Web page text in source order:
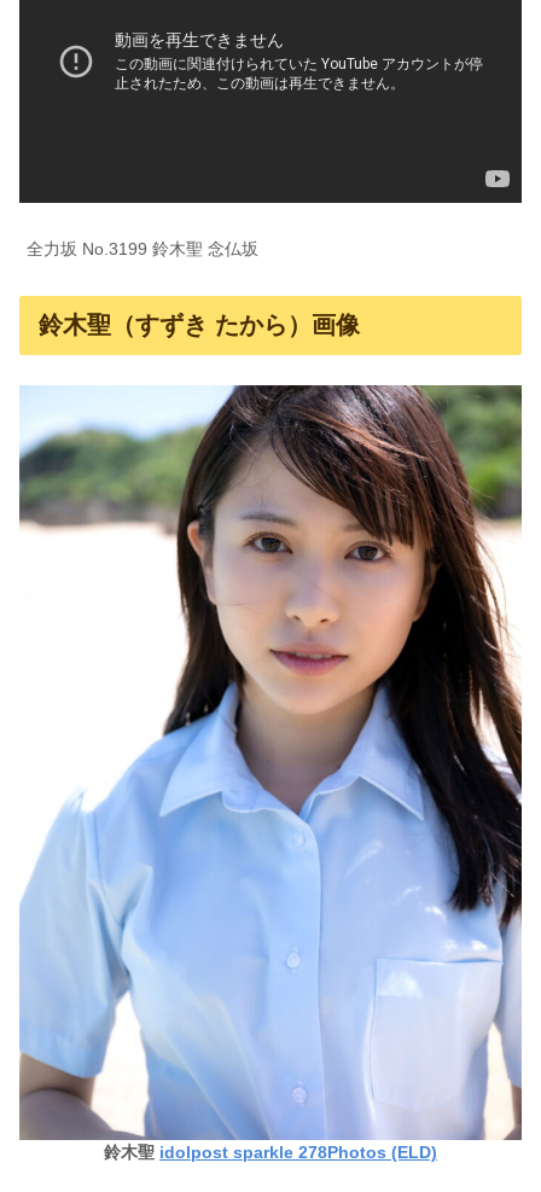
全力坂 No.3199 鈴木聖 念仏坂
鈴木聖（すずき たから）画像
鈴木聖 idolpost sparkle 278Photos (ELD)